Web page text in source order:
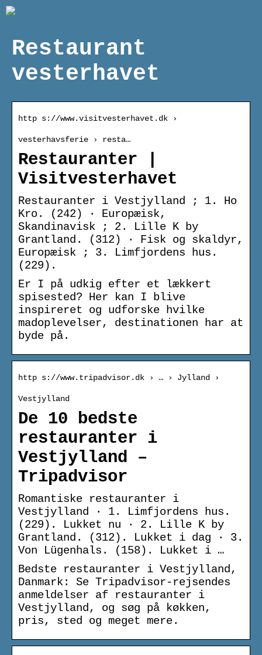
Restaurant
vesterhavet
http s://www.visitvesterhavet.dk ›
vesterhavsferie › resta…
Restauranter |
Visitvesterhavet
Restauranter i Vestjylland‎ ; 1. Ho
Kro. (242) · Europæisk,
Skandinavisk ; 2. Lille K by
Grantland. (312) · Fisk og skaldyr,
Europæisk ; 3. Limfjordens hus.
(229).
Er I på udkig efter et lækkert
spisested? Her kan I blive
inspireret og udforske hvilke
madoplevelser, destinationen har at
byde på.
http s://www.tripadvisor.dk › … › Jylland ›
Vestjylland
De 10 bedste
restauranter i
Vestjylland –
Tripadvisor
Romantiske restauranter i
Vestjylland‎ · 1. Limfjordens hus.
(229). Lukket nu · 2. Lille K by
Grantland. (312). Lukket i dag · 3.
Von Lügenhals. (158). Lukket i …
Bedste restauranter i Vestjylland,
Danmark: Se Tripadvisor-rejsendes
anmeldelser af restauranter i
Vestjylland, og søg på køkken,
pris, sted og meget mere.